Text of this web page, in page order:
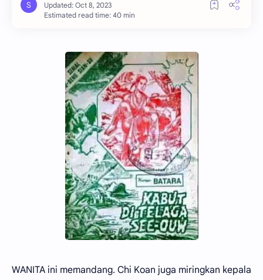
Estimated read time: 40 min
WANITA ini memandang. Chi Koan juga miringkan kepala